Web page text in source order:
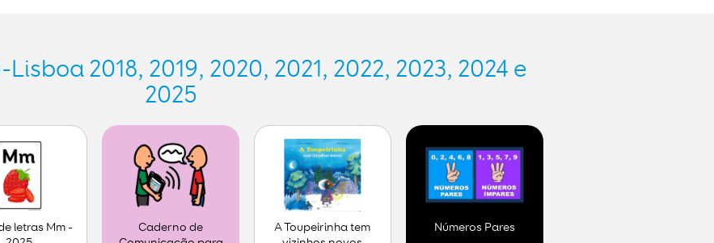
Lisboa 2018, 2019, 2020, 2021, 2022, 2023, 2024 e
2025
letras Mm -
Caderno de
A Toupeirinha tem
Números Pares